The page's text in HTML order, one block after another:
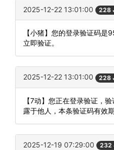
2025-12-22 13:01:00
【小猪】您的登录验证码
立即验证。
2025-12-22 13:01:00
【7动】您正在登录验证，
露于他人，本条验证码有效期
2025-12-19 07:29:00